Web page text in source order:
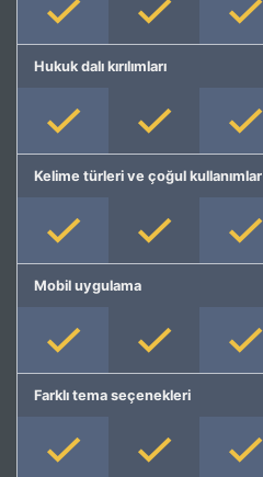
Hukuk dalı kırılımları
Kelime türleri ve çoğul kullanımlar
Mobil uygulama
Farklı tema seçenekleri